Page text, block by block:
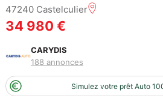
47240 Castelculier
34 980 €
CARYDIS
188 annonces
Simulez votre prêt Auto